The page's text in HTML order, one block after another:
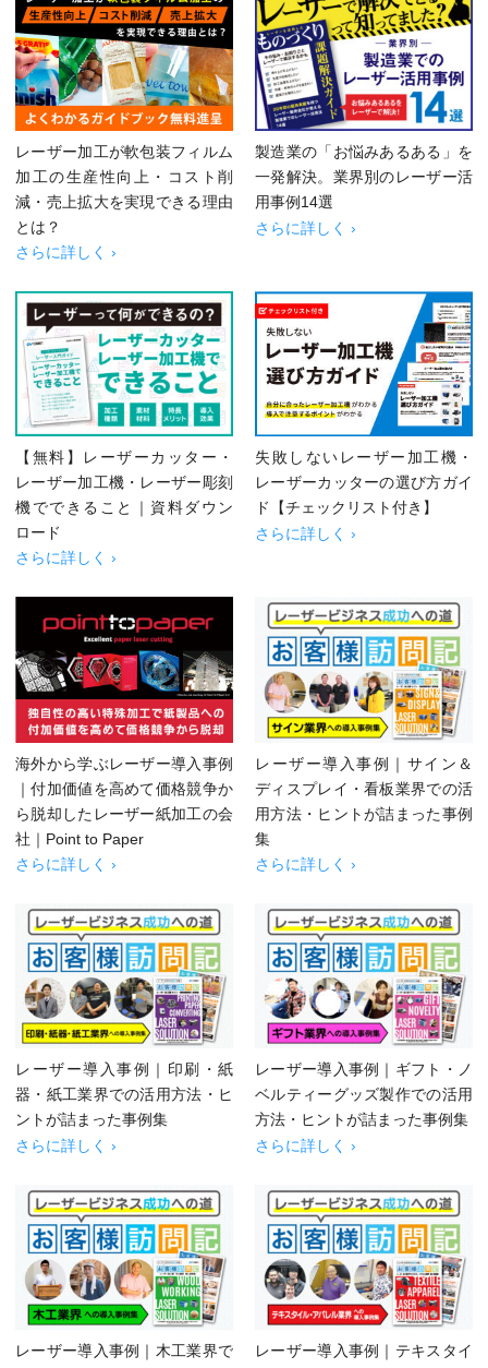
レーザー加工が軟包装フィルム
加工の生産性向上・コスト削
減・売上拡大を実現できる理由
とは？
さらに詳しく ›
製造業の「お悩みあるある」を
一発解決。業界別のレーザー活
用事例14選
さらに詳しく ›
【無料】レーザーカッター・
レーザー加工機・レーザー彫刻
機でできること｜資料ダウン
ロード
さらに詳しく ›
失敗しないレーザー加工機・
レーザーカッターの選び方ガイ
ド【チェックリスト付き】
さらに詳しく ›
海外から学ぶレーザー導入事例
｜付加価値を高めて価格競争か
ら脱却したレーザー紙加工の会
社｜Point to Paper
さらに詳しく ›
レーザー導入事例｜サイン＆
ディスプレイ・看板業界での活
用方法・ヒントが詰まった事例
集
さらに詳しく ›
レーザー導入事例｜印刷・紙
器・紙工業界での活用方法・ヒ
ントが詰まった事例集
さらに詳しく ›
レーザー導入事例｜ギフト・ノ
ベルティーグッズ製作での活用
方法・ヒントが詰まった事例集
さらに詳しく ›
レーザー導入事例｜木工業界で
レーザー導入事例｜テキスタイ